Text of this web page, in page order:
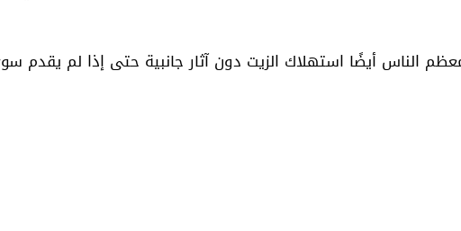
الناس أيضًا استهلاك الزيت دون آثار جانبية حتى إذا لم